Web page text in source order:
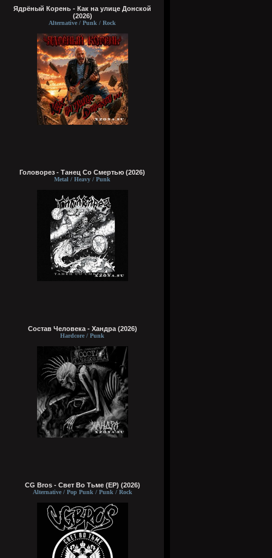
Ядрёный Корень - Как на улице Донской
(2026)
Alternative / Punk / Rock
Головорез - Tанец Со Смертью (2026)
Metal / Heavy / Punk
Состав Человека - Хандра (2026)
Hardcore / Punk
CG Bros - Свет Во Тьме (EP) (2026)
Alternative / Pop Punk / Punk / Rock